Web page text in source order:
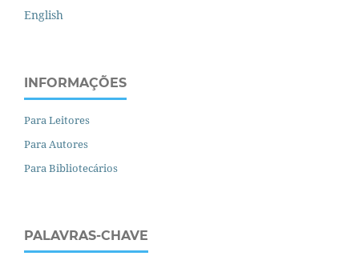
English
INFORMAÇÕES
Para Leitores
Para Autores
Para Bibliotecários
PALAVRAS-CHAVE